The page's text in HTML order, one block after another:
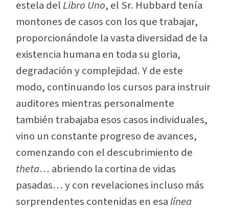
estela delLibro Uno, el Sr. Hubbard tenía
montones de casos con los que trabajar,
proporcionándole la vasta diversidad de la
existencia humana en toda su gloria,
degradación y complejidad. Y de este
modo, continuando los cursos para instruir
auditores mientras personalmente
también trabajaba esos casos individuales,
vino un constante progreso de avances,
comenzando con el descubrimiento de
theta… abriendo la cortina devidas
pasadas… y con revelaciones incluso más
sorprendentes contenidas en esa línea